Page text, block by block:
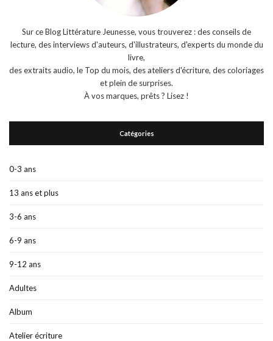
Sur ce Blog Littérature Jeunesse, vous trouverez : des conseils de
lecture, des interviews d'auteurs, d'illustrateurs, d'experts du monde du
livre,
des extraits audio, le Top du mois, des ateliers d'écriture, des coloriages
et plein de surprises.
À vos marques, prêts ? Lisez !
Catégories
0-3 ans
13 ans et plus
3-6 ans
6-9 ans
9-12 ans
Adultes
Album
Atelier écriture